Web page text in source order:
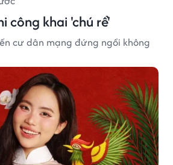
công khai 'chú rể'
cư dân mạng đứng ngồi không